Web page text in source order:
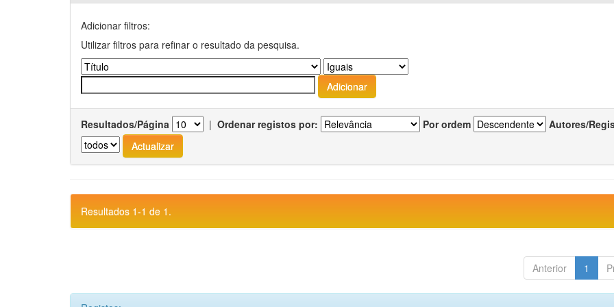
Adicionar filtros:
Utilizar filtros para refinar o resultado da pesquisa.
Resultados/Página | Ordenar registos por: Por ordem Autores/
Resultados 1-1 de 1.
Anterior 1